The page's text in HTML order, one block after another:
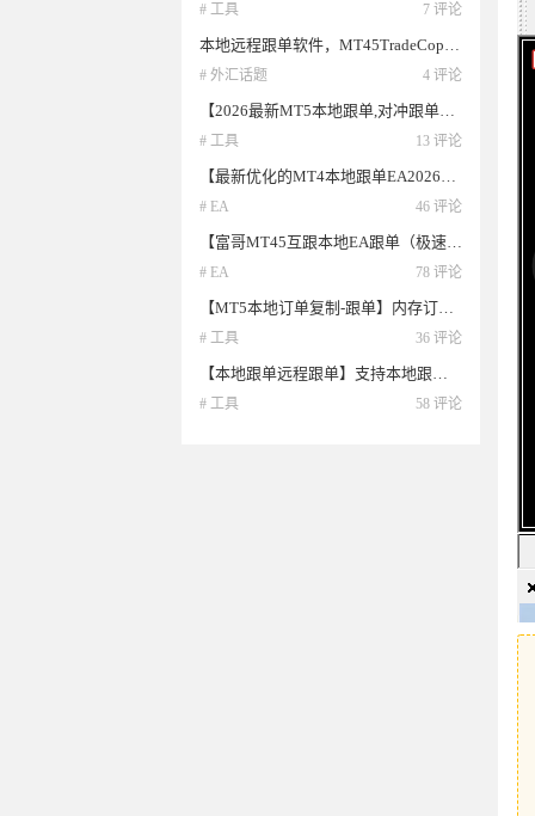
# 工具 7 评论
本地远程跟单软件，MT45TradeCopyMT4/5一拖N本地/远程跟单系统，不占用EA，使用服务和脚本
# 外汇话题 4 评论
【2026最新MT5本地跟单,对冲跟单】毫秒级,最新技术研发,支撑部分减仓，支持双向平仓，,对冲跟单
# 工具 13 评论
【最新优化的MT4本地跟单EA2026版源码】MT4 本地跟单 EA2026 版优化说明：延迟、风控、兼容性全升级
# EA 46 评论
【富哥MT45互跟本地EA跟单（极速防漏单）】2026年新版AI优化本地跟单系统MT4/MT5互跟
# EA 78 评论
【MT5本地订单复制-跟单】内存订单同步 低延迟
# 工具 36 评论
【本地跟单远程跟单】支持本地跟单 远程跟单 MT4跟MT5 MT5跟MT4 跨平台跟单 本系统全程免费使用
# 工具 58 评论